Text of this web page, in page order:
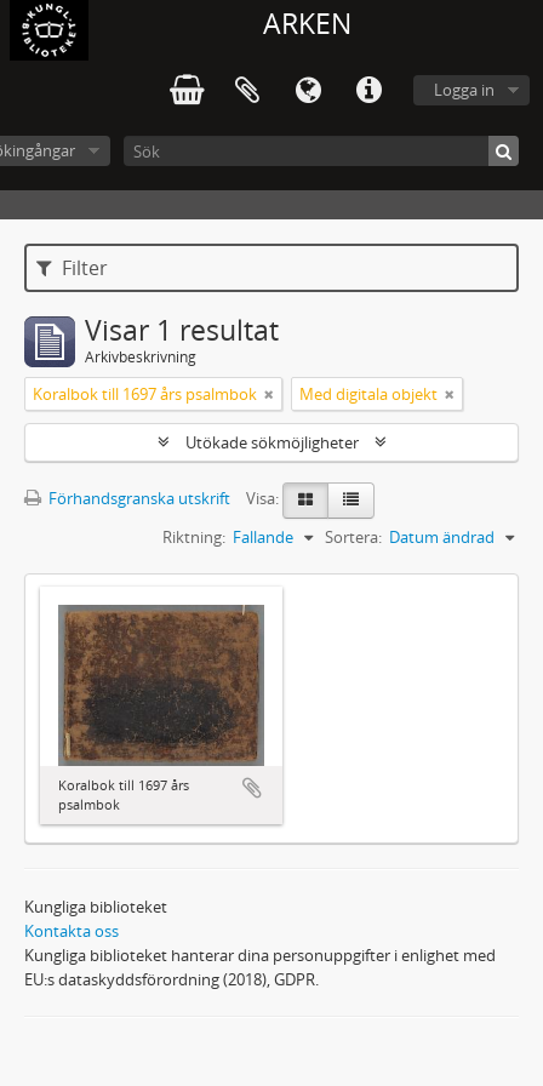
ARKEN
Logga in
Filter
Visar 1 resultat
Arkivbeskrivning
Koralbok till 1697 års psalmbok Med digitala objekt
Utökade sökmöjligheter
Förhandsgranska utskrift
Visa:
Sortera: Datum ändrad
Riktning: Fallande
Koralbok till 1697 års
psalmbok
Kungliga biblioteket
Kontakta oss
Kungliga biblioteket hanterar dina personuppgifter i enlighet med
EU:s dataskyddsförordning (2018), GDPR.